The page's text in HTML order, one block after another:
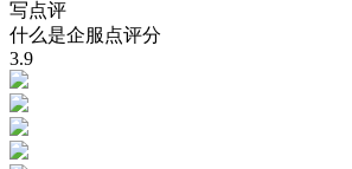
写点评
什么是企服点评分
3.9